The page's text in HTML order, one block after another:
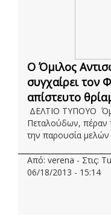
O Όμιλος
συγχαίρει τον
απίστευτο
ΔΕΛΤΙΟ ΤΥΠΟΥΟ
Πεταλούδων, πέραν
την παρουσία
Από: verena - Στις:
06/18/2013 - 15:14